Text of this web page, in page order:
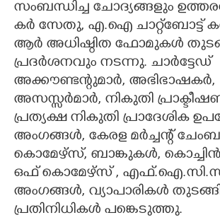
സംബന്ധിച്ച ചോദ്യങ്ങളും
കർ സേതു, എ.ഐ ചാറ്റ്‌ബോട്ട്
ആർ അധിഷ്ഠിത ഫോമുകൾ
പ്രദർശനവും നടന്നു. ചാർട്ടേഡ്
അക്കൗണ്ടന്റുമാർ, അഭിഭാഷകർ,
അസസ്സർമാർ, നികുതി
പ്രത്യക്ഷ നികുതി പ്രാദേശിക
അംഗങ്ങൾ, കേരള മർച്ചന്റ്
കൊമേഴ്സ്, ബാങ്കുകൾ,
ഒഫ് കൊമേഴ്സ് ,
അംഗങ്ങൾ, വ്യാപാരികൾ
പ്രതിനിധികൾ പങ്കെടുത്തു.